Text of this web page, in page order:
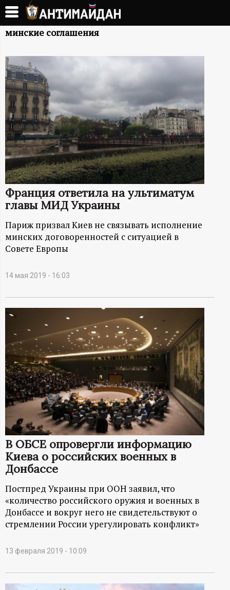
Перейти
основному
А
Н
Т
И
М
А
Й
Д
А
Н
-
и
н
ф
о
р
м
а
ц
и
о
н
н
минские соглашения
Франция ответила на ультиматум
главы МИД Украины
Париж призвал Киев не связывать исполнение
минских договоренностей с ситуацией в
Совете Европы
14 мая 2019 - 16:03
В ОБСЕ опровергли информацию
Киева о российских военных в
Донбассе
Постпред Украины при ООН заявил, что
«количество российского оружия и военных в
Донбассе и вокруг него не свидетельствуют о
стремлении России урегулировать конфликт»
13 февраля 2019 - 10:09